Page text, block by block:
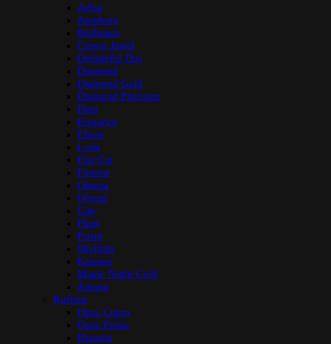
Adria
Amphora
Brilliance
Crown Jewel
Delightful Day
Diamond
Diamond Gold
Diamond Platinum
Dots
Elegance
Elipse
Loris
Flat Cut
Finesse
Omega
Olymp
Gap
Plant
Prism
Skylight
Karmen
Magic Night Gold
Atrium
Ruffoni
Opus Cupra
Opus Prima
Historia